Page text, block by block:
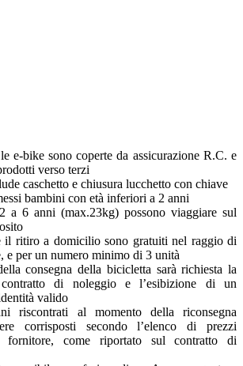
e-bike sono coperte da assicurazione R.C. e
verso terzi
caschetto e chiusura lucchetto con chiave
bambini con età inferiori a 2 anni
a 6 anni (max.23kg) possono viaggiare sul
il ritiro a domicilio sono gratuiti nel raggio di
e per un numero minimo di 3 unità
consegna della bicicletta sarà richiesta la
di noleggio e l’esibizione di un
valido
riscontrati al momento della riconsegna
corrisposti secondo l’elenco di prezzi
fornitore, come riportato sul contratto di